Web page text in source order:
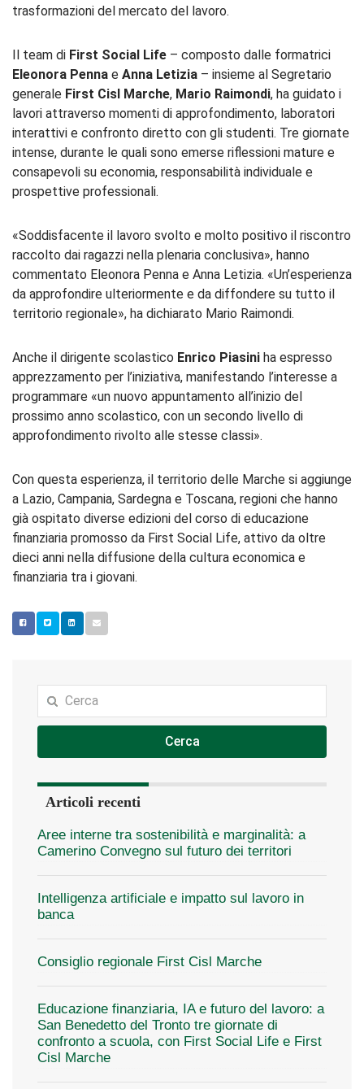
trasformazioni del mercato del lavoro.
Il team di First Social Life – composto dalle formatrici
Eleonora Penna e Anna Letizia – insieme al Segretario
generale First Cisl Marche, Mario Raimondi, ha guidato i
lavori attraverso momenti di approfondimento, laboratori
interattivi e confronto diretto con gli studenti. Tre giornate
intense, durante le quali sono emerse riflessioni mature e
consapevoli su economia, responsabilità individuale e
prospettive professionali.
«Soddisfacente il lavoro svolto e molto positivo il riscontro
raccolto dai ragazzi nella plenaria conclusiva», hanno
commentato Eleonora Penna e Anna Letizia. «Un’esperienza
da approfondire ulteriormente e da diffondere su tutto il
territorio regionale», ha dichiarato Mario Raimondi.
Anche il dirigente scolastico Enrico Piasini ha espresso
apprezzamento per l’iniziativa, manifestando l’interesse a
programmare «un nuovo appuntamento all’inizio del
prossimo anno scolastico, con un secondo livello di
approfondimento rivolto alle stesse classi».
Con questa esperienza, il territorio delle Marche si aggiunge
a Lazio, Campania, Sardegna e Toscana, regioni che hanno
già ospitato diverse edizioni del corso di educazione
finanziaria promosso da First Social Life, attivo da oltre
dieci anni nella diffusione della cultura economica e
finanziaria tra i giovani.
Cerca
Articoli recenti
Aree interne tra sostenibilità e marginalità: a
Camerino Convegno sul futuro dei territori
Intelligenza artificiale e impatto sul lavoro in
banca
Consiglio regionale First Cisl Marche
Educazione finanziaria, IA e futuro del lavoro: a
San Benedetto del Tronto tre giornate di
confronto a scuola, con First Social Life e First
Cisl Marche